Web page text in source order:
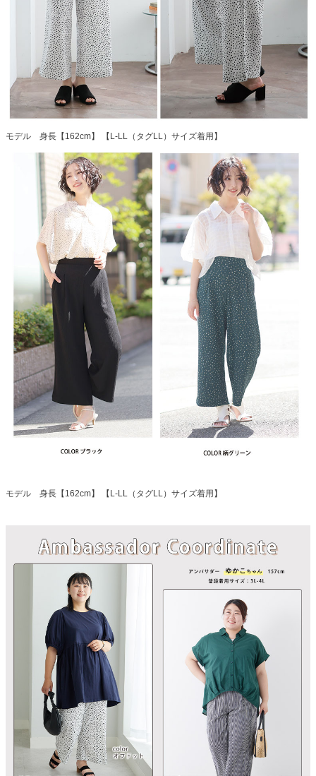
モデル 身長【162cm】 【L-LL（タグLL）サイズ着用】
モデル 身長【162cm】 【L-LL（タグLL）サイズ着用】